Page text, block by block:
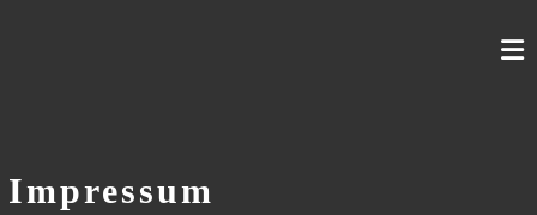
Impressum